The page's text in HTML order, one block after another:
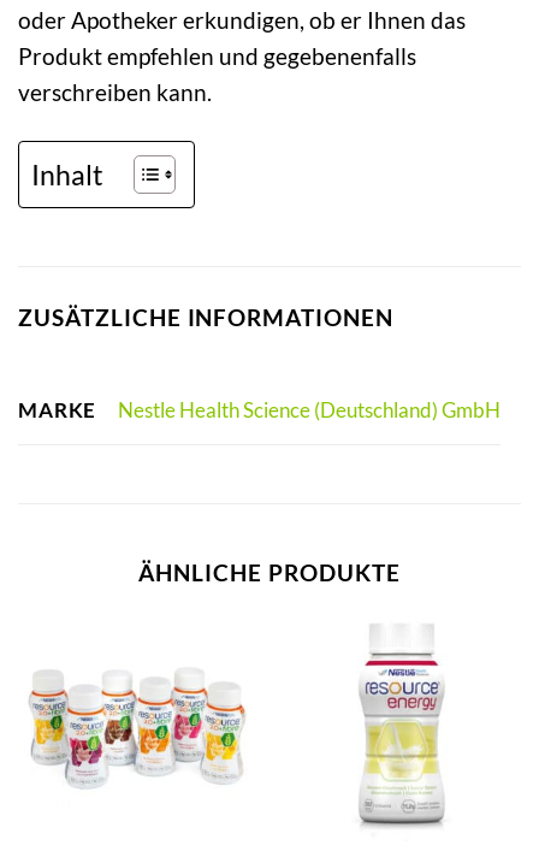
oder Apotheker erkundigen, ob er Ihnen das
Produkt empfehlen und gegebenenfalls
verschreiben kann.
Inhalt
ZUSÄTZLICHE INFORMATIONEN
MARKE Nestle Health Science (Deutschland) GmbH
ÄHNLICHE PRODUKTE